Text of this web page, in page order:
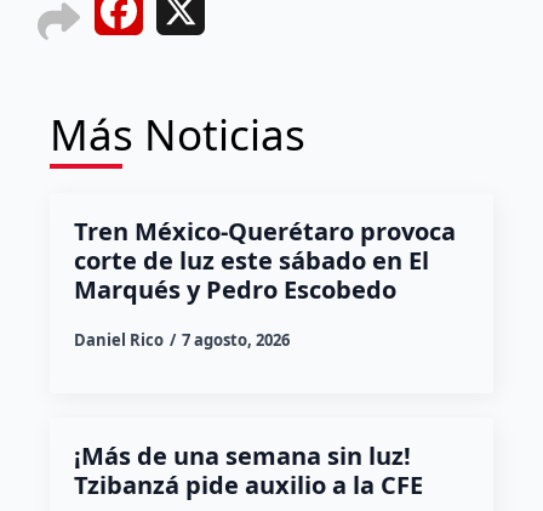
Facebook
Más Noticias
Tren México-Querétaro provoca
corte de luz este sábado en El
Marqués y Pedro Escobedo
Daniel Rico 7 agosto, 2026
¡Más de una semana sin luz!
Tzibanzá pide auxilio a la CFE